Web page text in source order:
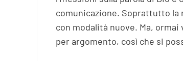
comunicazione. Soprattutto la
con modalità nuove. Ma,
per argomento, così che si